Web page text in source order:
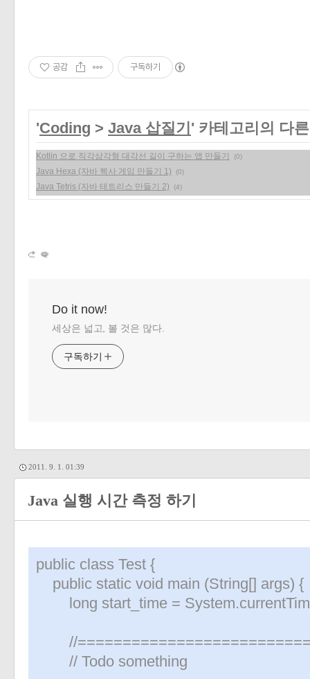
공감 구독하기
'Coding > Java 삽질기 ' 카테고리의 다
Kotlin 으로 직각삼각형 대각선 길이 구하는 앱 만들기 (0)
Java Hexa (자바 헥사 게임 만들기 1) (0)
Java Tetris (자바 테트리스 만들기 2) (4)
Do it now!
세상은 넓고, 볼 것은 많다.
구독하기
2011. 9. 1. 01:39
Java 실행 시간 측정 하기
public class Test {
public static void main (String[] args) {
long start_time =
//
// Todo something